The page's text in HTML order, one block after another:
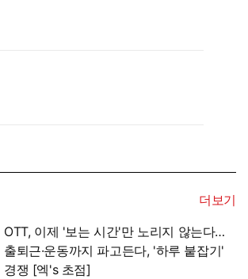
더보기
OTT, 이제 '보는 시간'만 노리지 않는다…
출퇴근·운동까지 파고든다, '하루 붙잡기'
경쟁 [엑's 초점]